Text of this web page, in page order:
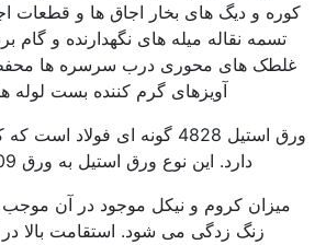
کوره و دیگ های بخار اجاق ها و قطعات
تسمه نقاله میله های نگهدارنده و گام
غلطک های محوری درب سرسره ها
آویزهای گرم کننده بست لوله
ورق استیل 4828 گونه ای فولاد
دارد. این نوع ورق استیل به ورق 309 نیز معروف است.
میزان کروم و نیکل موجود در آن موجب
زنگ زدگی می شود. استقامت بالا